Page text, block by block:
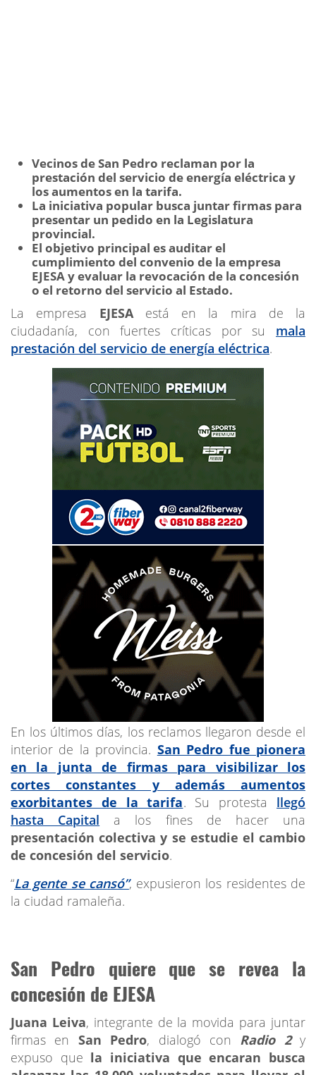
Vecinos de San Pedro reclaman por la
prestación del servicio de energía eléctrica y
los aumentos en la tarifa.
La iniciativa popular busca juntar firmas para
presentar un pedido en la Legislatura
provincial.
El objetivo principal es auditar el
cumplimiento del convenio de la empresa
EJESA y evaluar la revocación de la concesión
o el retorno del servicio al Estado.
La empresa EJESAestá en la mira de la
ciudadanía, con fuertes críticas por su mala
prestación del servicio de energía eléctrica.
En los últimos días, los reclamos llegaron desde el
interior de la provincia. San Pedro fue pionera
en la junta de firmas para visibilizar los
cortes constantes y además aumentos
exorbitantes de la tarifa. Su protesta llegó
hasta Capital a los fines de hacer una
presentación colectiva y se estudie el cambio
de concesión del servicio.
“La gente se cansó”, expusieron los residentes de
la ciudad ramaleña.
San Pedro quiere que se revea la
concesión de EJESA
Juana Leiva, integrante de la movida para juntar
firmas en San Pedro, dialogó con Radio 2y
expuso que la iniciativa que encaran busca